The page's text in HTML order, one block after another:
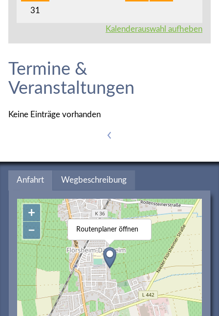
31
Kalenderauswahl aufheben
Termine &
Veranstaltungen
Keine Einträge vorhanden
<
Anfahrt Wegbeschreibung
Routenplaner öffnen
+
−